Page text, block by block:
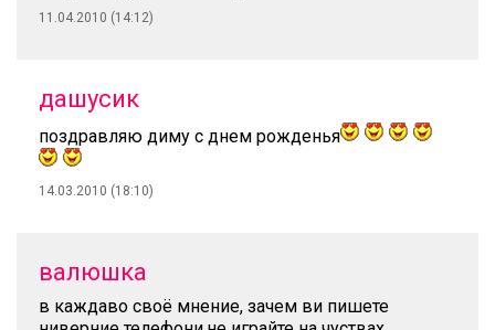
11.04.2010 (14:12)
дашусик
поздравляю диму с днем рожденья
14.03.2010 (18:10)
валюшка
в каждаво своё мнение, зачем ви пишете